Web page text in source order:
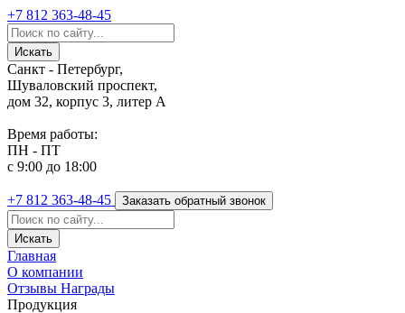
+7 812 363-48-45
Санкт - Петербург,
Шуваловский проспект,
дом 32, корпус 3, литер А
Время работы:
ПН - ПТ
с 9:00 до 18:00
+7 812 363-48-45 Заказать обратный звонок
Главная
О компании
Отзывы Награды
Продукция